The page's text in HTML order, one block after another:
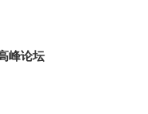
峰论坛